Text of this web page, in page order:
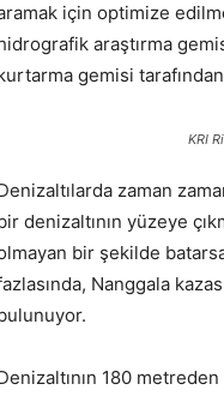
için optimize
araştırma
gemisi
KRI
zaman
denizaltının yüzeye
bir şekilde
Nanggala
180